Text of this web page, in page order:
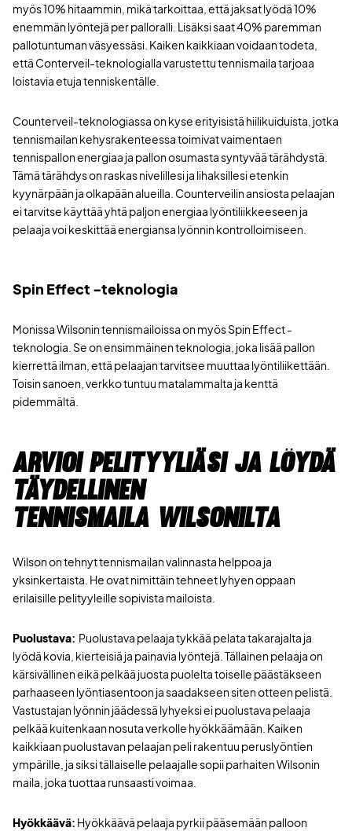
myös 10% hitaammin, mikä tarkoittaa, että jaksat lyödä 10%
enemmän lyöntejä per palloralli. Lisäksi saat 40% paremman
pallotuntuman väsyessäsi. Kaiken kaikkiaan voidaan todeta,
että Conterveil-teknologialla varustettu tennismaila tarjoaa
loistavia etuja tenniskentälle.
Counterveil-teknologiassa on kyse erityisistä hiilikuiduista, jotka
tennismailan kehysrakenteessa toimivat vaimentaen
tennispallon energiaa ja pallon osumasta syntyvää tärähdystä.
Tämä tärähdys on raskas nivelillesi ja lihaksillesi etenkin
kyynärpään ja olkapään alueilla. Counterveilin ansiosta pelaajan
ei tarvitse käyttää yhtä paljon energiaa lyöntiliikkeeseen ja
pelaaja voi keskittää energiansa lyönnin kontrolloimiseen.
Spin Effect -teknologia
Monissa Wilsonin tennismailoissa on myös Spin Effect -
teknologia. Se on ensimmäinen teknologia, joka lisää pallon
kierrettä ilman, että pelaajan tarvitsee muuttaa lyöntiliikettään.
Toisin sanoen, verkko tuntuu matalammalta ja kenttä
pidemmältä.
Arvioi pelityyliäsi ja löydä
täydellinen
tennismaila Wilsonilta
Wilson on tehnyt tennismailan valinnasta helppoa ja
yksinkertaista. He ovat nimittäin tehneet lyhyen oppaan
erilaisille pelityyleille sopivista mailoista.
Puolustava: Puolustava pelaaja tykkää pelata takarajalta ja
lyödä kovia, kierteisiä ja painavia lyöntejä. Tällainen pelaaja on
kärsivällinen eikä pelkää juosta puolelta toiselle päästäkseen
parhaaseen lyöntiasentoon ja saadakseen siten otteen pelistä.
Vastustajan lyönnin jäädessä lyhyeksi ei puolustava pelaaja
pelkää kuitenkaan nosuta verkolle hyökkäämään. Kaiken
kaikkiaan puolustavan pelaajan peli rakentuu peruslyöntien
ympärille, ja siksi tällaiselle pelaajalle sopii parhaiten Wilsonin
maila, joka tuottaa runsaasti voimaa.
Hyökkäävä: Hyökkäävä pelaaja pyrkii pääsemään palloon